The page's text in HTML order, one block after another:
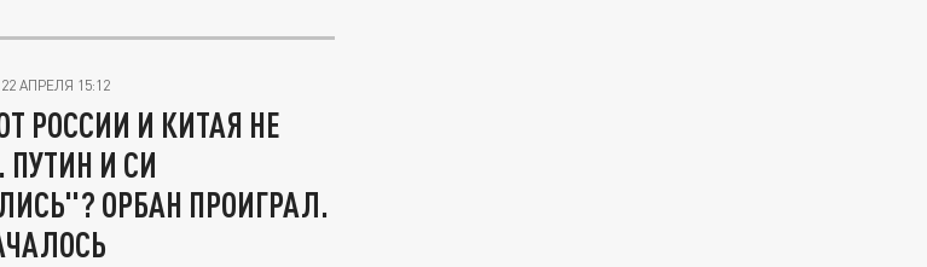
22 АПРЕЛЯ 15:12
РОССИИ И КИТАЯ НЕ
И СИ
ОРБАН ПРОИГРАЛ.